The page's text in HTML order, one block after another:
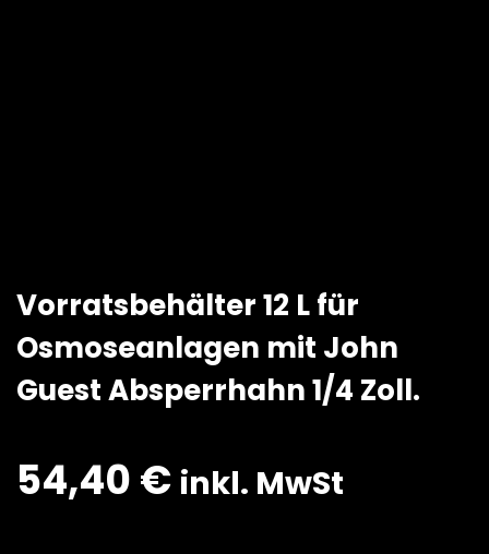
Vorratsbehälter 12 L für
Osmoseanlagen mit John
Guest Absperrhahn 1/4 Zoll.
54,40€ inkl. MwSt